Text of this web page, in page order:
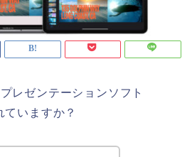
レゼンテーションソフト
ていますか？